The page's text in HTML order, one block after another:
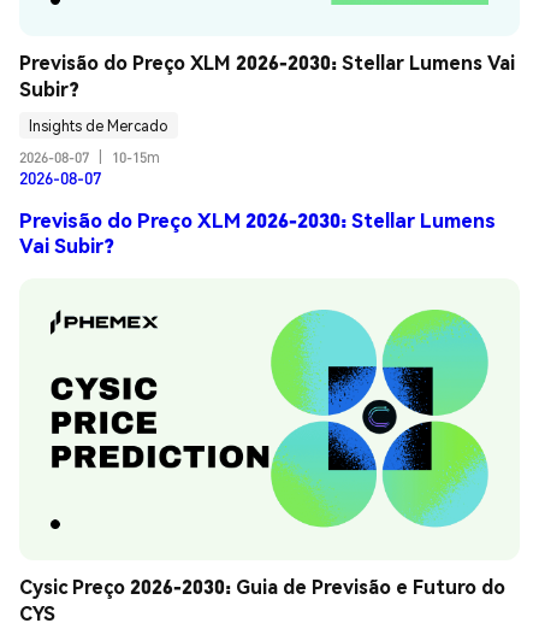
Previsão do Preço XLM 2026-2030: Stellar Lumens Vai
Subir?
Insights de Mercado
2026-08-07
10-15m
2026-08-07
Previsão do Preço XLM 2026-2030: Stellar Lumens
Vai Subir?
Cysic Preço 2026-2030: Guia de Previsão e Futuro do
CYS